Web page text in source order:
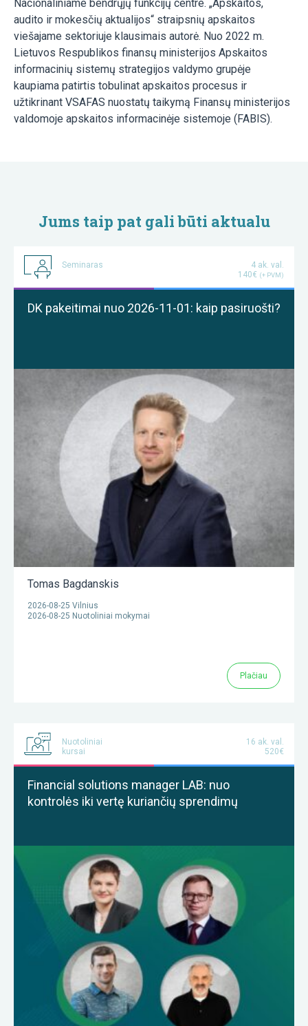
Nacionaliniame bendrųjų funkcijų centre. „Apskaitos,
audito ir mokesčių aktualijos“ straipsnių apskaitos
viešajame sektoriuje klausimais autorė. Nuo 2022 m.
Lietuvos Respublikos finansų ministerijos Apskaitos
informacinių sistemų strategijos valdymo grupėje
kaupiama patirtis tobulinat apskaitos procesus ir
užtikrinant VSAFAS nuostatų taikymą Finansų ministerijos
valdomoje apskaitos informacinėje sistemoje (FABIS).
Jums taip pat gali būti aktualu
Seminaras
4 ak. val.
140€ (+ PVM)
DK pakeitimai nuo 2026-11-01: kaip pasiruošti?
Tomas Bagdanskis
2026-08-25 Vilnius
2026-08-25 Nuotoliniai mokymai
Plačiau
Nuotoliniai
kursai
16 ak. val.
520€
Financial solutions manager LAB: nuo
kontrolės iki vertę kuriančių sprendimų